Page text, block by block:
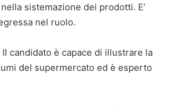
sistemazione dei prodotti. E’
nel ruolo.
Il candidato è capace di illustrare la
del supermercato ed è esperto